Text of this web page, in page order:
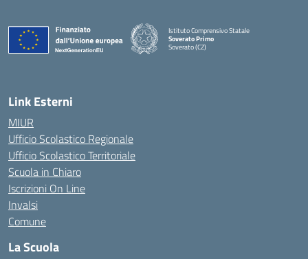
Istituto Comprensivo Statale
Soverato Primo
Soverato (CZ)
Link Esterni
MIUR
Ufficio Scolastico Regionale
Ufficio Scolastico Territoriale
Scuola in Chiaro
Iscrizioni On Line
Invalsi
Comune
La Scuola